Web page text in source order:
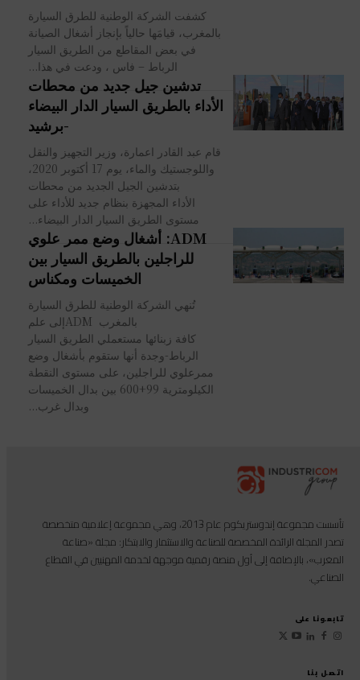
كشفت الشركة الوطنية للطرق السيارة
بالمغرب، قيامَها حالياً بإنجاز أشغال الصيانة
في بعض المقاطع من الطريق السيار
الرباط – فاس ، ودعت في هذا...
تدشين جيل جديد من محطات
الأداء بالطريق السيار الدار البيضاء
-برشيد
قام عبد القادر اعمارة، وزير التجهيز والنقل
واللوجستيك والماء، يوم 17 أكتوبر 2020،
بتدشين الجيل الجديد من محطات
الأداء المجهزة بنظام جديد للأداء على
مستوى الطريق السيار الدار البيضاء...
ADM: أشغال وضع ممر علوي
للراجلين بالطريق السيار بين
الخميسات ومكناس
تُنهي الشركة الوطنية للطرق السيارة
بالمغرب ADMإلى علم
كافة زبنائها مستعملي الطريق السيار
الرباط-وجدة أنها ستقوم بأشغال وضع
ممرعلوي للراجلين، على مستوى النقطة
الكيلومترية 99+600 بين بدال الخميسات
وبدال غرب...
اتصل بنا
تأسست مجموعة إندوستريكوم عام 2013، وهي مجموعة إعلامية متخصصة
تصدر المجلة الرائدة المخصصة للصناعة والاستثمار والابتكار: مجلة «صناعة
المغرب»، بالإضافة إلى أول منصة رقمية موجهة لخدمة المهنيين في القطاع
الصناعي.
تابعونا على